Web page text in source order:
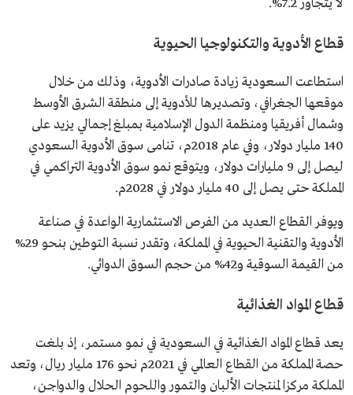
لا يتجاوز 7.2%.
قطاع الأدوية والتكنولوجيا الحيوية
استطاعت السعودية زيادة صادرات الأدوية، وذلك من خلال
موقعها الجغرافي، وتصديرها للأدوية إلى منطقة الشرق الأوسط
وشمال أفريقيا ومنظمة الدول الإسلامية بمبلغ إجمالي يزيد على
140 مليار دولار، وفي عام 2018م، تنامى سوق الأدوية السعودي
ليصل إلى 9 مليارات دولار، ويتوقع نمو سوق الأدوية التراكمي في
المملكة حتى يصل إلى 40 مليار دولار في 2028م.
ويوفر القطاع العديد من الفرص الاستثمارية الواعدة في صناعة
الأدوية والتقنية الحيوية في المملكة، وتقدر نسبة التوطين بنحو 29%
من القيمة السوقية و42% من حجم السوق الدوائي.
قطاع المواد الغذائية
يعد قطاع المواد الغذائية في السعودية في نمو مستمر، إذ بلغت
حصة المملكة من القطاع العالمي في 2021م نحو 176 مليار ريال، وتعد
المملكة مركزا لمنتجات الألبان والتمور واللحوم الحلال والدواجن،